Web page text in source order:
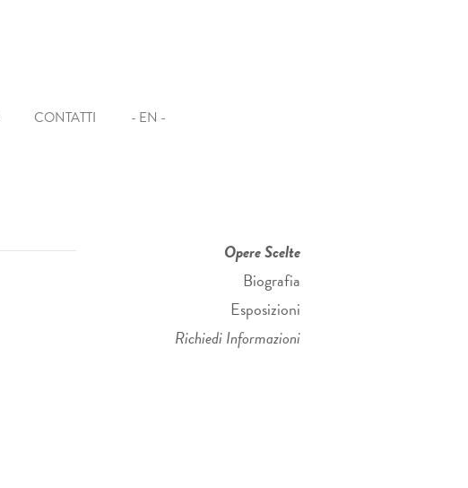
CONTATTI - EN -
Opere Scelte
Biografia
Esposizioni
Richiedi Informazioni